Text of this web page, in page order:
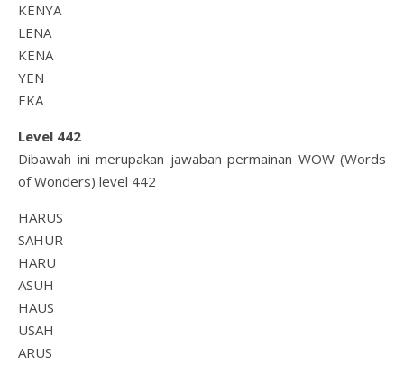
KENYA
LENA
KENA
YEN
EKA
Level 442
Dibawah ini merupakan jawaban permainan WOW (Words
of Wonders) level 442
HARUS
SAHUR
HARU
ASUH
HAUS
USAH
ARUS